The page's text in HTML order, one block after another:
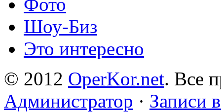
Шоу-Биз
Это интересно
© 2012 OperKor.net. Все
Администратор · Записи